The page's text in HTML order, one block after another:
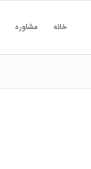
خانه مشاوره